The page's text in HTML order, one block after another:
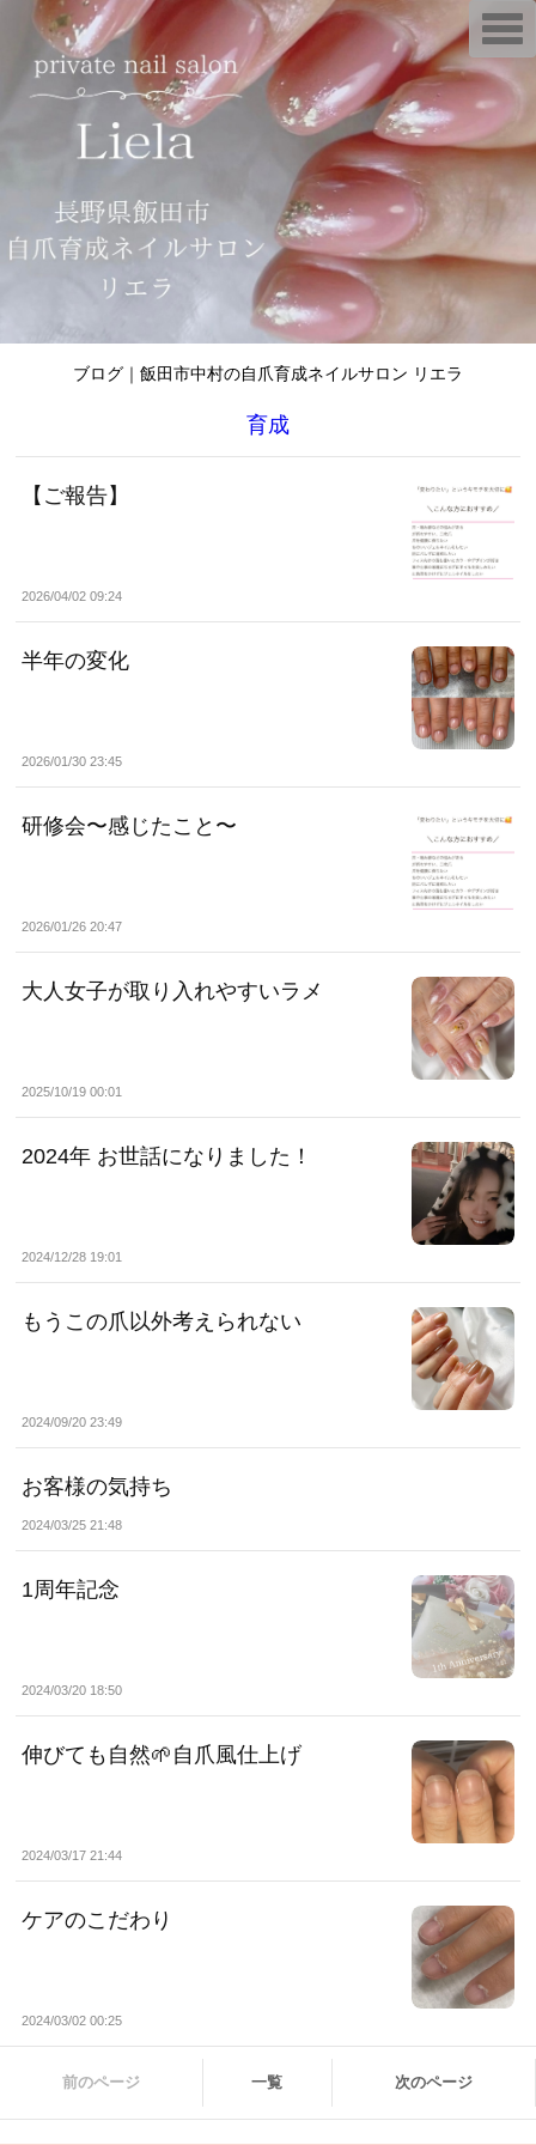
ブログ｜飯田市中村の自爪育成ネイルサロン リエラ
育成
【ご報告】
2026/04/02 09:24
半年の変化
2026/01/30 23:45
研修会〜感じたこと〜
2026/01/26 20:47
大人女子が取り入れやすいラメ
2025/10/19 00:01
2024年 お世話になりました！
2024/12/28 19:01
もうこの爪以外考えられない
2024/09/20 23:49
お客様の気持ち
2024/03/25 21:48
1周年記念
2024/03/20 18:50
伸びても自然🌱自爪風仕上げ
2024/03/17 21:44
ケアのこだわり
2024/03/02 00:25
前のページ 一覧 次のページ
T
o
g
g
a
v
i
g
o